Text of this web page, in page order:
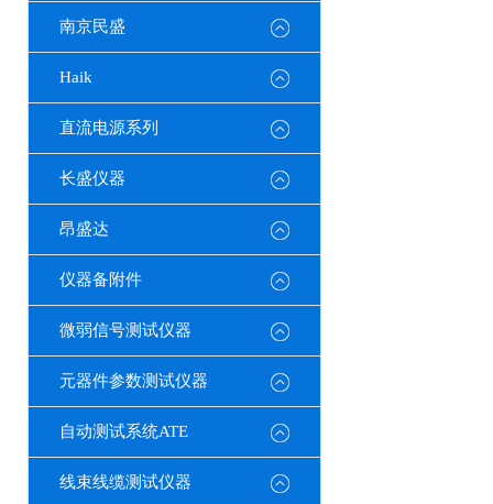
南京民盛
Haik
直流电源系列
长盛仪器
昂盛达
仪器备附件
微弱信号测试仪器
元器件参数测试仪器
自动测试系统ATE
线束线缆测试仪器